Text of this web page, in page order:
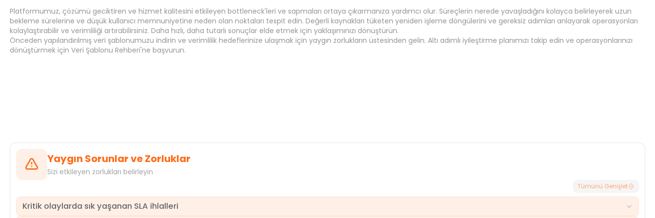
İptal Seç
Platformumuz, çözümü geciktiren ve hizmet kalitesini etkileyen bottleneck'leri ve sapmaları ortaya çıkarmanıza yardımcı olur. Süreçlerin nerede yavaşladığını kolayca belirleyerek uzun
bekleme sürelerine ve düşük kullanıcı memnuniyetine neden olan noktaları tespit edin. Değerli kaynakları tüketen yeniden işleme döngülerini ve gereksiz adımları anlayarak operasyonları
kolaylaştırabilir ve verimliliği artırabilirsiniz. Daha hızlı, daha tutarlı sonuçlar elde etmek için yaklaşımınızı dönüştürün.
Önceden yapılandırılmış veri şablonumuzu indirin ve verimlilik hedeflerinize ulaşmak için yaygın zorlukların üstesinden gelin. Altı adımlı iyileştirme planımızı takip edin ve operasyonlarınızı
dönüştürmek için Veri Şablonu Rehberi'ne başvurun.
Yaygın Sorunlar ve Zorluklar
Sizi etkileyen zorlukları belirleyin
Tümünü Genişlet
Kritik olaylarda sık yaşanan SLA ihlalleri